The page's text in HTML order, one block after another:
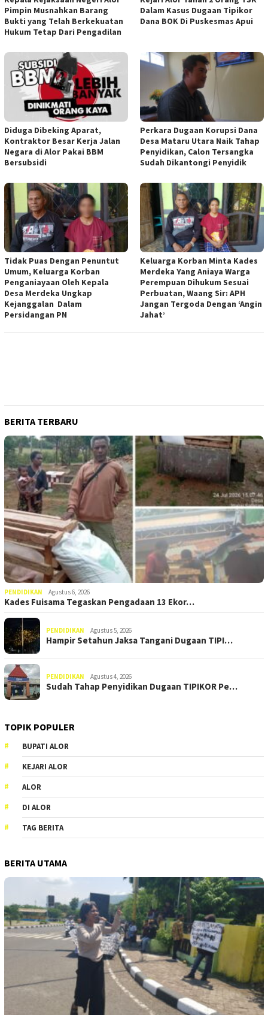
Pimpin Musnahkan Barang
Bukti yang Telah Berkekuatan
Hukum Tetap Dari Pengadilan
Dalam Kasus Dugaan Tipikor
Dana BOK Di Puskesmas Apui
Diduga Dibeking Aparat,
Kontraktor Besar Kerja Jalan
Negara di Alor Pakai BBM
Bersubsidi
Perkara Dugaan Korupsi Dana
Desa Mataru Utara Naik Tahap
Penyidikan, Calon Tersangka
Sudah Dikantongi Penyidik
Tidak Puas Dengan Penuntut
Umum, Keluarga Korban
Penganiayaan Oleh Kepala
Desa Merdeka Ungkap
Kejanggalan Dalam
Persidangan PN
Keluarga Korban Minta Kades
Merdeka Yang Aniaya Warga
Perempuan Dihukum Sesuai
Perbuatan, Waang Sir: APH
Jangan Tergoda Dengan ‘Angin
Jahat’
BERITA TERBARU
PENDIDIKAN Agustus 6, 2026
Kades Fuisama Tegaskan Pengadaan 13 Ekor…
PENDIDIKAN Agustus 5, 2026
Hampir Setahun Jaksa Tangani Dugaan TIPI…
PENDIDIKAN Agustus 4, 2026
Sudah Tahap Penyidikan Dugaan TIPIKOR Pe…
TOPIK POPULER
BUPATI ALOR
KEJARI ALOR
ALOR
DI ALOR
TAG BERITA
BERITA UTAMA